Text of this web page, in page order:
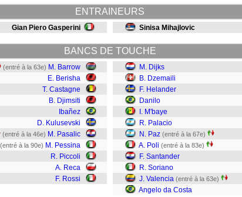
ENTRAINEURS
Gian Piero Gasperini Sinisa Mihajlovic
BANCS DE TOUCHE
(entré à la 63e) M. Barrow
E. Berisha
T. Castagne
B. Djimsiti
Ibañez
D. Kulusevski
(entré à la 46e) M. Pasalic
(entré à la 90e) M. Pessina
R. Piccoli
A. Reca
F. Rossi
M. Dijks
B. Dzemaili
F. Helander
Danilo
I. M'baye
R. Palacio
N. Paz (entré à la 67e)
A. Poli (entré à la 83e)
F. Santander
R. Soriano
J. Valencia (entré à la 63e)
Angelo da Costa